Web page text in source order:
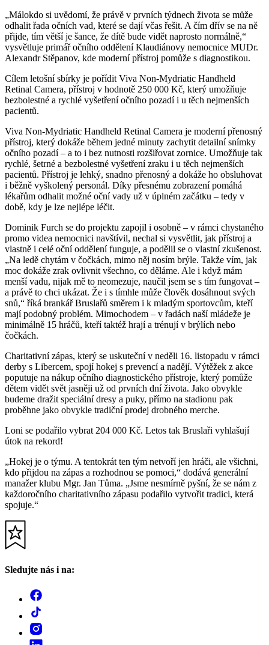
„Málokdo si uvědomí, že právě v prvních týdnech života se může
odhalit řada očních vad, které se dají včas řešit. A čím dřív se na ně
přijde, tím větší je šance, že dítě bude vidět naprosto normálně,“
vysvětluje primář očního oddělení Klaudiánovy nemocnice MUDr.
Alexandr Stěpanov, kde moderní přístroj pomůže s diagnostikou.
Cílem letošní sbírky je pořídit Viva Non-Mydriatic Handheld
Retinal Camera, přístroj v hodnotě 250 000 Kč, který umožňuje
bezbolestné a rychlé vyšetření očního pozadí i u těch nejmenších
pacientů.
Viva Non-Mydriatic Handheld Retinal Camera je moderní přenosný
přístroj, který dokáže během jedné minuty zachytit detailní snímky
očního pozadí – a to i bez nutnosti rozšiřovat zornice. Umožňuje tak
rychlé, šetrné a bezbolestné vyšetření zraku i u těch nejmenších
pacientů. Přístroj je lehký, snadno přenosný a dokáže ho obsluhovat
i běžně vyškolený personál. Díky přesnému zobrazení pomáhá
lékařům odhalit možné oční vady už v úplném začátku – tedy v
době, kdy je lze nejlépe léčit.
Dominik Furch se do projektu zapojil i osobně – v rámci chystaného
promo videa nemocnici navštívil, nechal si vysvětlit, jak přístroj a
vlastně i celé oční oddělení funguje, a podělil se o vlastní zkušenost.
„Na ledě chytám v čočkách, mimo něj nosím brýle. Takže vím, jak
moc dokáže zrak ovlivnit všechno, co děláme. Ale i když mám
menší vadu, nijak mě to neomezuje, naučil jsem se s tím fungovat –
a právě to chci ukázat. Že i s tímhle může člověk dosáhnout svých
snů,“ říká brankář Bruslařů směrem i k mladým sportovcům, kteří
mají podobný problém. Mimochodem – v řadách naší mládeže je
minimálně 15 hráčů, kteří taktéž hrají a trénují v brýlích nebo
čočkách.
Charitativní zápas, který se uskuteční v neděli 16. listopadu v rámci
derby s Libercem, spojí hokej s prevencí a nadějí. Výtěžek z akce
poputuje na nákup očního diagnostického přístroje, který pomůže
dětem vidět svět jasněji už od prvních dní života. Jako obvykle
budeme dražit speciální dresy a puky, přímo na stadionu pak
proběhne jako obvykle tradiční prodej drobného merche.
Loni se podařilo vybrat 204 000 Kč. Letos tak Bruslaři vyhlašují
útok na rekord!
„Hokej je o týmu. A tentokrát ten tým netvoří jen hráči, ale všichni,
kdo přijdou na zápas a rozhodnou se pomoci,“ dodává generální
manažer klubu Mgr. Jan Tůma. „Jsme nesmírně pyšní, že se nám z
každoročního charitativního zápasu podařilo vytvořit tradici, která
spojuje.“
Sledujte nás i na: